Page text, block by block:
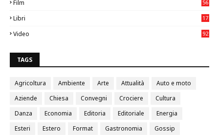
Film
56
Libri
17
Video
92
TAGS
Agricoltura Ambiente Arte Attualità
Auto e moto
Aziende
Chiesa Convegni Crociere
Cultura
Danza
Economia Editoria Editoriale
Energia
Esteri
Estero Format Gastronomia
Gossip